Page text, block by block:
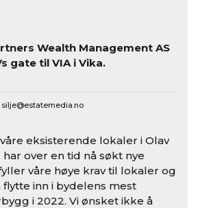
Wealth Management AS
gate til VIA i Vika.
silje@estatemedia.no
eksisterende lokaler i Olav
har over en tid nå søkt nye
våre høye krav til lokaler og
flytte inn i bydelens mest
i 2022. Vi ønsket ikke å